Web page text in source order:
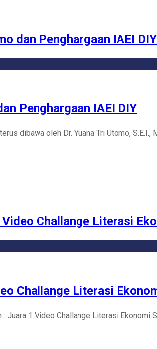
dan Penghargaan IAEI DIY
Penghargaan IAEI DIY
dibawa oleh Dr. Yuana Tri Utomo, S.E.I.,
Challange Literasi
Challange Literasi
1 Video Challange Literasi Ekonomi